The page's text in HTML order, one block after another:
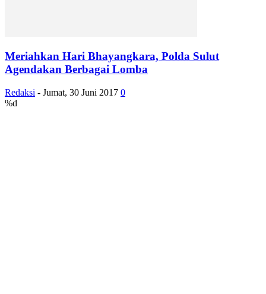
Meriahkan Hari Bhayangkara, Polda Sulut
Agendakan Berbagai Lomba
Redaksi - Jumat, 30 Juni 2017 0
%d